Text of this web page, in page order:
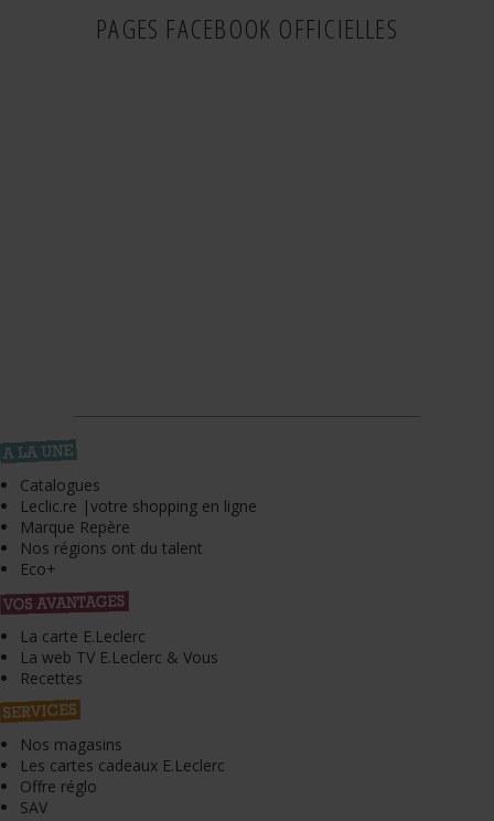
PAGES FACEBOOK OFFICIELLES
Catalogues
Leclic.re |votre shopping en ligne
Marque Repère
Nos régions ont du talent
Eco+
La carte E.Leclerc
La web TV E.Leclerc & Vous
Recettes
Nos magasins
Les cartes cadeaux E.Leclerc
Offre réglo
SAV